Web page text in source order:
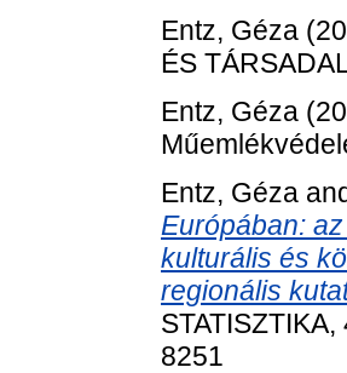
Entz, Géza
ÉS
Entz, Géza
Entz, Géza
Európában:
kulturális és
regionális
8251